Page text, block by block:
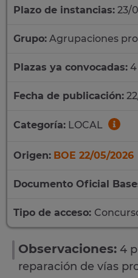
Plazo de instancias: 23/
Grupo: Agrupaciones
Plazas ya convocadas: 4
Fecha de publicación:
Categoría: LOCAL
Origen: BOE 22/05/2026
Documento Oficial
Tipo de acceso:
Observaciones: 4
reparación de vías